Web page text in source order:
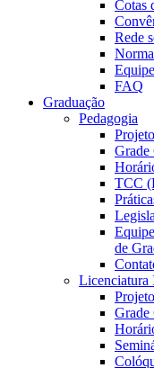
Cotas
Rede
Equipe
FAQ
Graduação
Pedagogia
Grade
TCC
de
Licenciatura
Grade